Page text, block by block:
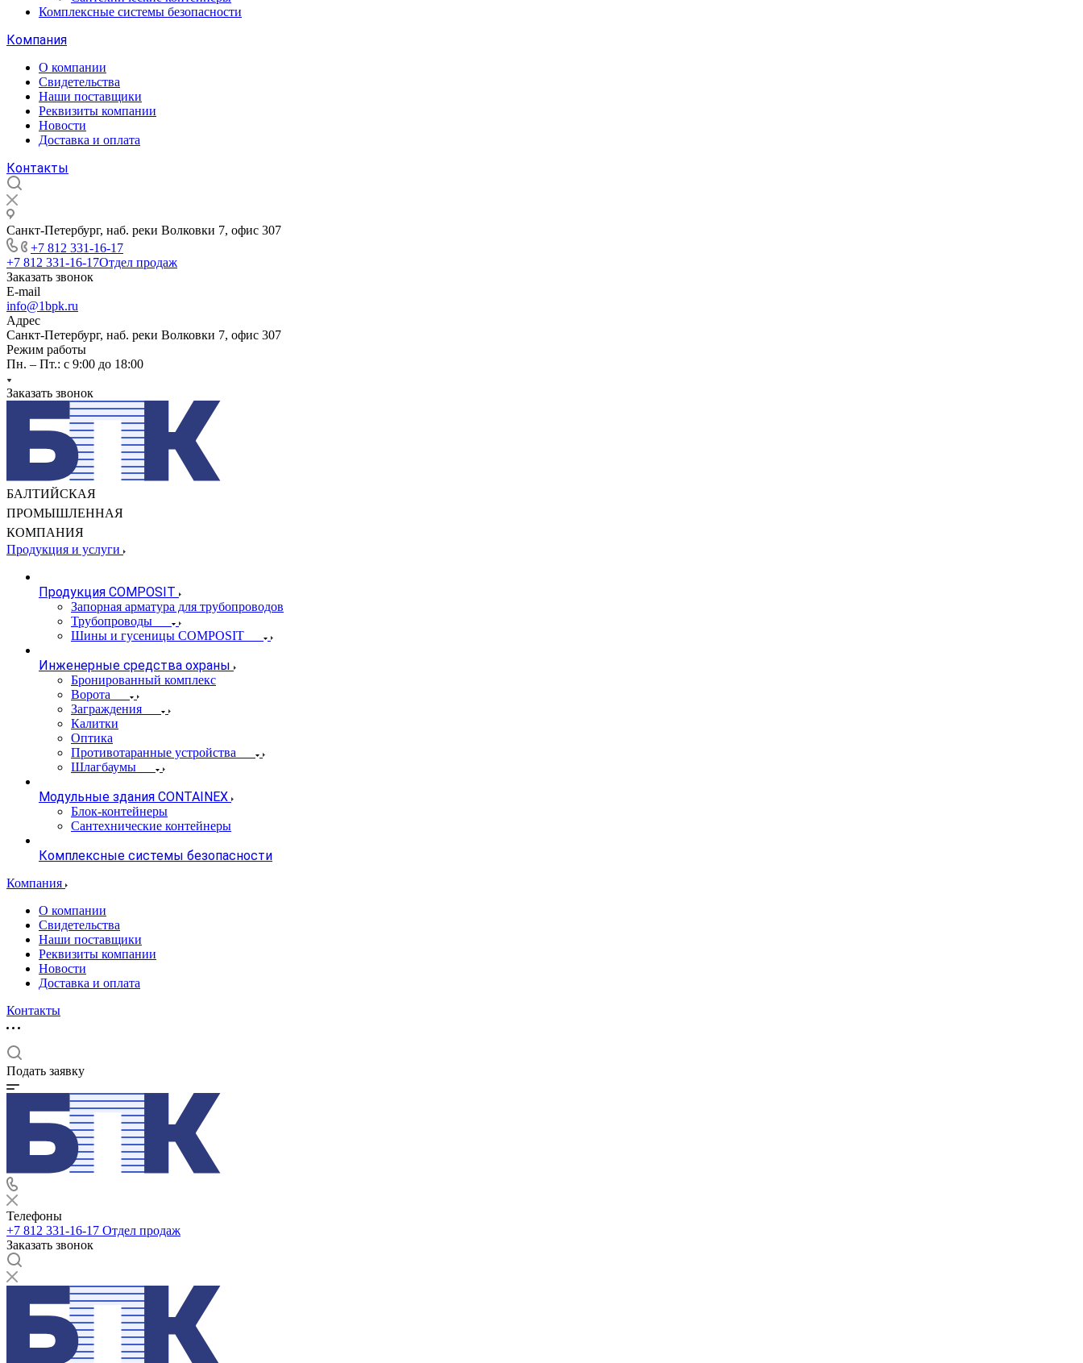
Комплексные системы безопасности
Компания
О компании
Свидетельства
Наши поставщики
Реквизиты компании
Новости
Доставка и оплата
Контакты
Санкт-Петербург, наб. реки Волковки 7, офис 307
+7 812 331-16-17
+7 812 331-16-17Отдел продаж
Заказать звонок
E-mail
info@1bpk.ru
Адрес
Санкт-Петербург, наб. реки Волковки 7, офис 307
Режим работы
Пн. – Пт.: с 9:00 до 18:00
Заказать звонок
БАЛТИЙСКАЯ
ПРОМЫШЛЕННАЯ
КОМПАНИЯ
Продукция и услуги
Продукция COMPOSIT
Запорная арматура для трубопроводов
Трубопроводы
Шины и гусеницы COMPOSIT
Инженерные средства охраны
Бронированный комплекс
Ворота
Заграждения
Калитки
Оптика
Противотаранные устройства
Шлагбаумы
Модульные здания CONTAINEX
Блок-контейнеры
Сантехнические контейнеры
Комплексные системы безопасности
Компания
О компании
Свидетельства
Наши поставщики
Реквизиты компании
Новости
Доставка и оплата
Контакты
Подать заявку
Телефоны
+7 812 331-16-17 Отдел продаж
Заказать звонок